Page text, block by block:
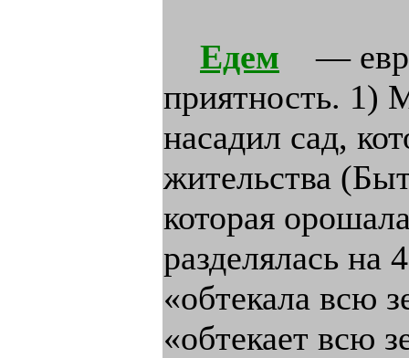
Едем — евр.
приятность. 1)
насадил сад,
жительства
которая
разделялась на
«обтекала всю
«обтекает всю